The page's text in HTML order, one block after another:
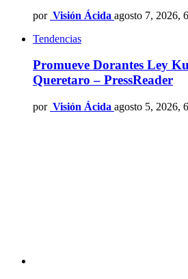
por Visión Ácida agosto 7, 2026,
Tendencias
Promueve Dorantes Ley
Queretaro – PressReader
por Visión Ácida agosto 5, 2026,